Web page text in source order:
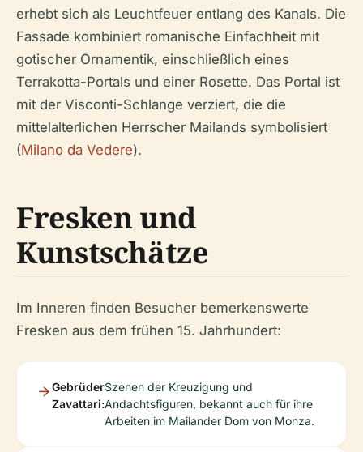
erhebt sich als Leuchtfeuer entlang des Kanals. Die
Fassade kombiniert romanische Einfachheit mit
gotischer Ornamentik, einschließlich eines
Terrakotta-Portals und einer Rosette. Das Portal ist
mit der Visconti-Schlange verziert, die die
mittelalterlichen Herrscher Mailands symbolisiert
(Milano da Vedere).
Fresken und
Kunstschätze
Im Inneren finden Besucher bemerkenswerte
Fresken aus dem frühen 15. Jahrhundert:
Gebrüder
Zavattari:
Szenen der Kreuzigung und
Andachtsfiguren, bekannt auch für ihre
Arbeiten im Mailander Dom von Monza.